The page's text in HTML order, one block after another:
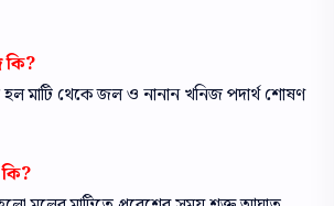
মাটি থেকে জল ও নানান খনিজ পদার্থ শোষণ